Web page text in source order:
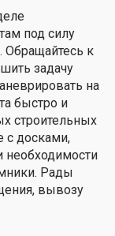
под силу
Обращайтесь к
задачу
на
быстро и
строительных
с досками,
Рады
вывозу